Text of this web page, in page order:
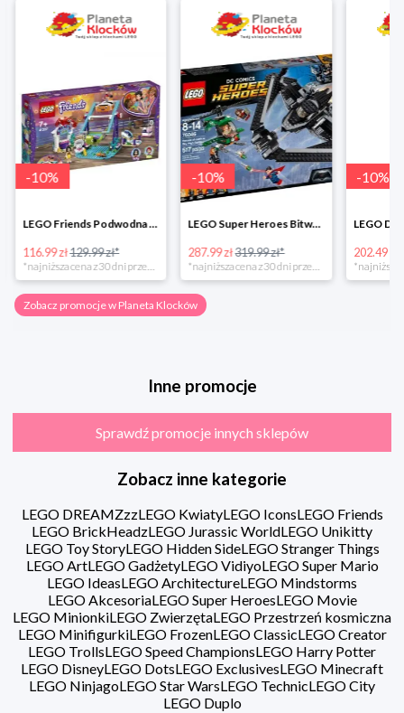
-10%
LEGO Friends Podwodna Frajda w super cenie
116.99 zł129.99 zł*
*najniższa cena z 30 dni przed obniżką
-10%
LEGO Super Heroes Bitwa powietrzna w super cenie
287.99 zł319.99 zł*
*najniższa cena z 30 dni przed obniżką
-10%
202.49 zł
Zobacz promocje w Planeta Klocków
Inne promocje
Sprawdź promocje innych sklepów
Zobacz inne kategorie
LEGO DREAMZzzLEGO KwiatyLEGO IconsLEGO Friends
LEGO BrickHeadzLEGO Jurassic WorldLEGO Unikitty
LEGO Toy StoryLEGO Hidden SideLEGO Stranger Things
LEGO ArtLEGO GadżetyLEGO VidiyoLEGO Super Mario
LEGO IdeasLEGO ArchitectureLEGO Mindstorms
LEGO AkcesoriaLEGO Super HeroesLEGO Movie
LEGO MinionkiLEGO ZwierzętaLEGO Przestrzeń kosmiczna
LEGO MinifigurkiLEGO FrozenLEGO ClassicLEGO Creator
LEGO TrollsLEGO Speed ChampionsLEGO Harry Potter
LEGO DisneyLEGO DotsLEGO ExclusivesLEGO Minecraft
LEGO NinjagoLEGO Star WarsLEGO TechnicLEGO City
LEGO Duplo